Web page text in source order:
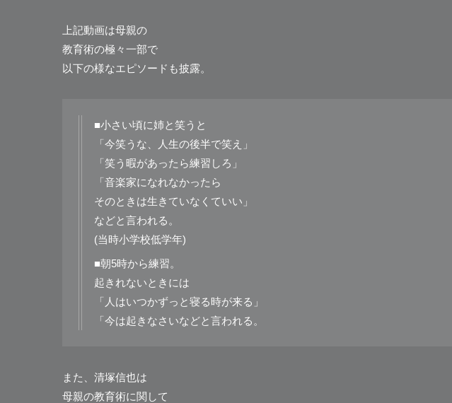
上記動画は母親の
教育術の極々一部で
以下の様なエピソードも披露。
■小さい頃に姉と笑うと
「今笑うな、人生の後半で笑え」
「笑う暇があったら練習しろ」
「音楽家になれなかったら
そのときは生きていなくていい」
などと言われる。
(当時小学校低学年)
■朝5時から練習。
起きれないときには
「人はいつかずっと寝る時が来る」
「今は起きなさいなどと言われる。
また、清塚信也は
母親の教育術に関して